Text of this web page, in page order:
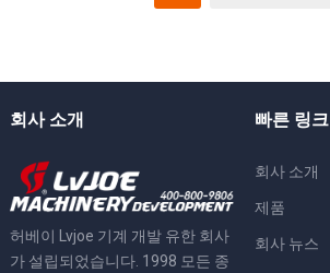
회사 소개
허베이 Lvjoe 기계 개발 유한 회사
가 설립되었습니다. 1998 모든 종
빠른 링크
회사 소개
제품
회사 뉴스